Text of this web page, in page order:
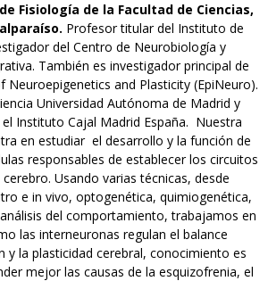
Fisiología de la Facultad de Ciencias,
Profesor titular del Instituto de
del Centro de Neurobiología y
También es investigador principal de
Neuroepigenetics and Plasticity (EpiNeuro).
Universidad Autónoma de Madrid y
Instituto Cajal Madrid España. Nuestra
en estudiar el desarrollo y la función de
responsables de establecer los circuitos
Usando varias técnicas, desde
e in vivo, optogenética, quimiogenética,
del comportamiento, trabajamos en
las interneuronas regulan el balance
y la plasticidad cerebral, conocimiento es
mejor las causas de la esquizofrenia, el